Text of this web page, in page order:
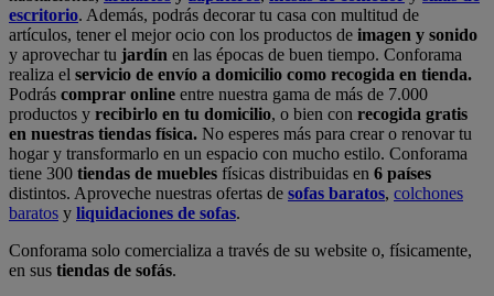
escritorio. Además, podrás decorar tu casa con multitud de
artículos, tener el mejor ocio con los productos de imagen y sonido
y aprovechar tu jardín en las épocas de buen tiempo. Conforama
realiza el servicio de envío a domicilio como recogida en tienda.
Podrás comprar online entre nuestra gama de más de 7.000
productos y recibirlo en tu domicilio, o bien con recogida gratis
en nuestras tiendas física. No esperes más para crear o renovar tu
hogar y transformarlo en un espacio con mucho estilo. Conforama
tiene 300 tiendas de muebles físicas distribuidas en 6 países
distintos. Aproveche nuestras ofertas de sofas baratos, colchones
baratos y liquidaciones de sofas.
Conforama solo comercializa a través de su website o, físicamente,
en sus tiendas de sofás.